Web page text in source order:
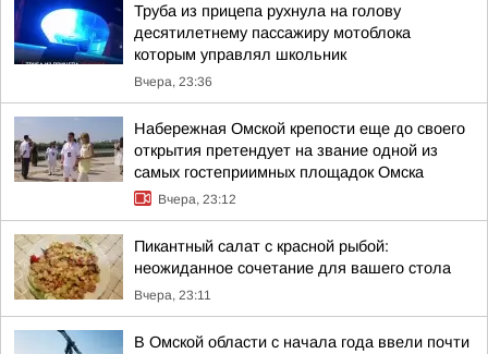
Труба из прицепа рухнула на голову
десятилетнему пассажиру мотоблока
которым управлял школьник
Вчера, 23:36
Набережная Омской крепости еще до своего
открытия претендует на звание одной из
самых гостеприимных площадок Омска
Вчера, 23:12
Пикантный салат с красной рыбой:
неожиданное сочетание для вашего стола
Вчера, 23:11
В Омской области с начала года ввели почти